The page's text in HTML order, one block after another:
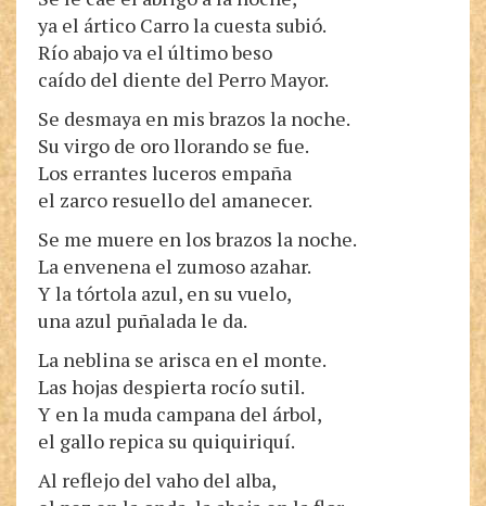
ya el ártico Carro la cuesta subió.
Río abajo va el último beso
caído del diente del Perro Mayor.
Se desmaya en mis brazos la noche.
Su virgo de oro llorando se fue.
Los errantes luceros empaña
el zarco resuello del amanecer.
Se me muere en los brazos la noche.
La envenena el zumoso azahar.
Y la tórtola azul, en su vuelo,
una azul puñalada le da.
La neblina se arisca en el monte.
Las hojas despierta rocío sutil.
Y en la muda campana del árbol,
el gallo repica su quiquiriquí.
Al reflejo del vaho del alba,